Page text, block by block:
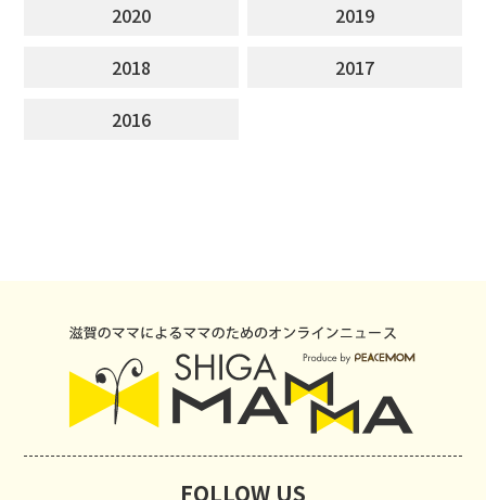
2020
2019
2018
2017
2016
FOLLOW US